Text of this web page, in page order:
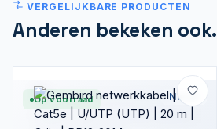
VERGELIJKBARE PRODUCTEN
Anderen bekeken ook.
Op voorraad Nieuw